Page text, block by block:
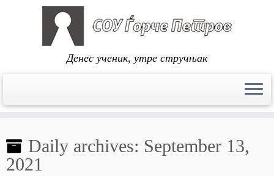
content
Денес ученик, утре стручњак
Daily archives: September 13,
2021